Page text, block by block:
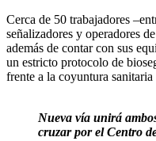
Cerca de 50 trabajadores
señalizadores y operadores
además de contar con sus
un estricto protocolo de
frente a la coyuntura sanitaria
Nueva vía unirá
cruzar por el Centro